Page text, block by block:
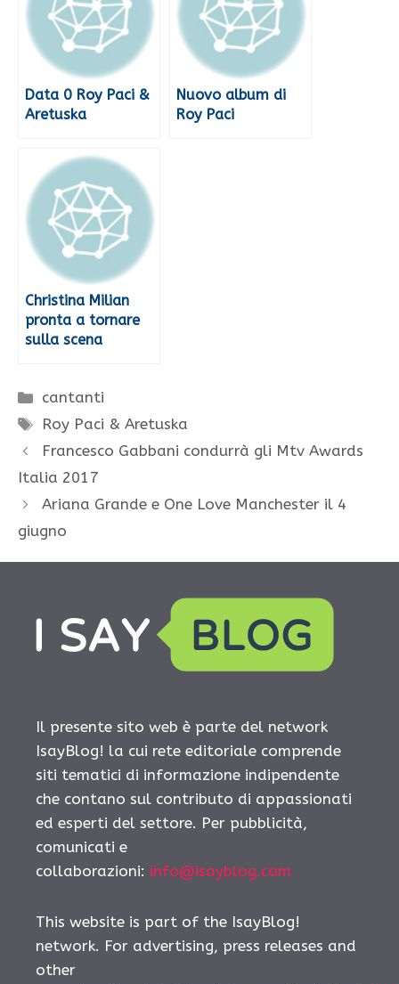
Data 0 Roy Paci &
Aretuska
Nuovo album di
Roy Paci
Christina Milian
pronta a tornare
sulla scena
Categorie
cantanti
Tag
Roy Paci & Aretuska
Francesco Gabbani condurrà gli Mtv Awards
Italia 2017
Ariana Grande e One Love Manchester il 4
giugno
Il presente sito web è parte del network
IsayBlog! la cui rete editoriale comprende
siti tematici di informazione indipendente
che contano sul contributo di appassionati
ed esperti del settore. Per pubblicità,
comunicati e
collaborazioni: info@isayblog.com
This website is part of the IsayBlog!
network. For advertising, press releases and
other